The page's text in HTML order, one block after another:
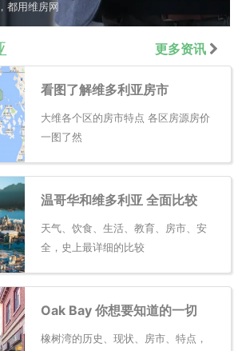
都用维房网
更多资讯
看图了解维多利亚房市
大维各个区的房市特点 各区房源房价
一图了然
温哥华和维多利亚 全面比较
天气、饮食、生活、教育、房市、安
全，史上最详细的比较
Oak Bay 你想要知道的一切
橡树湾的历史、现状、房市、特点，